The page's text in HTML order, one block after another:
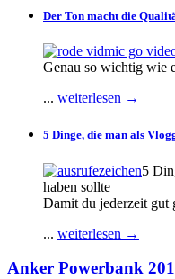
Der Ton macht die
Genau so wichtig wie
... weiterlesen →
5 Dinge, die man als
5
haben sollte
Damit du jederzeit gut
... weiterlesen →
Anker Powerbank